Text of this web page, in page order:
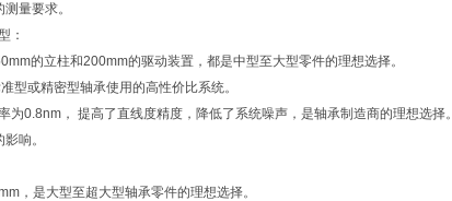
量要求。
：
的立柱和200mm的驱动装置，都是中型至大型零件的理想选择。
型或精密型轴承使用的高性价比系统。
为0.8nm， 提高了直线度精度，降低了系统噪声，是轴承制造商的理想选择。
响。
，是大型至超大型轴承零件的理想选择。